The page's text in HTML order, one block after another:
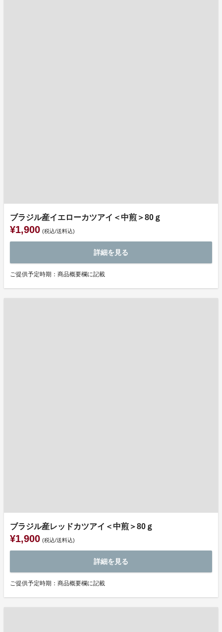
ブラジル産イエローカツアイ＜中煎＞80ｇ
¥1,900 (税込/送料込)
詳細を見る
ご提供予定時期：商品概要欄に記載
ブラジル産レッドカツアイ＜中煎＞80ｇ
¥1,900 (税込/送料込)
詳細を見る
ご提供予定時期：商品概要欄に記載